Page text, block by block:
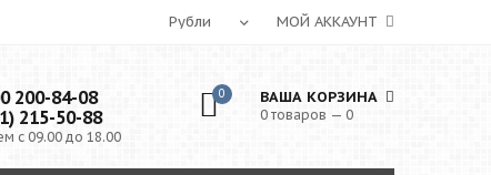
МОЙ АККАУНТ
200-84-08
215-50-88
с 09.00 до 18.00
0 ВАША КОРЗИНА
0 товаров — 0